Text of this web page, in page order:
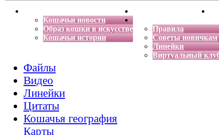
Кошачьи новости
Образ кошки в искусстве
Кошачьи истории
Энциклопедия кошек
Правила
Советы новичкам
Линейки
Виртуальный
Файлы
Видео
Линейки
Цитаты
Кошачья география
Карты